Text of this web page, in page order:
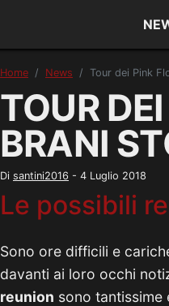
Home News Tour dei Pink
TOUR
BRANI
Di santini2016 - 4 Luglio 2018
Le possibili
Sono ore difficili e
davanti ai loro occhi
reunion sono tantissime